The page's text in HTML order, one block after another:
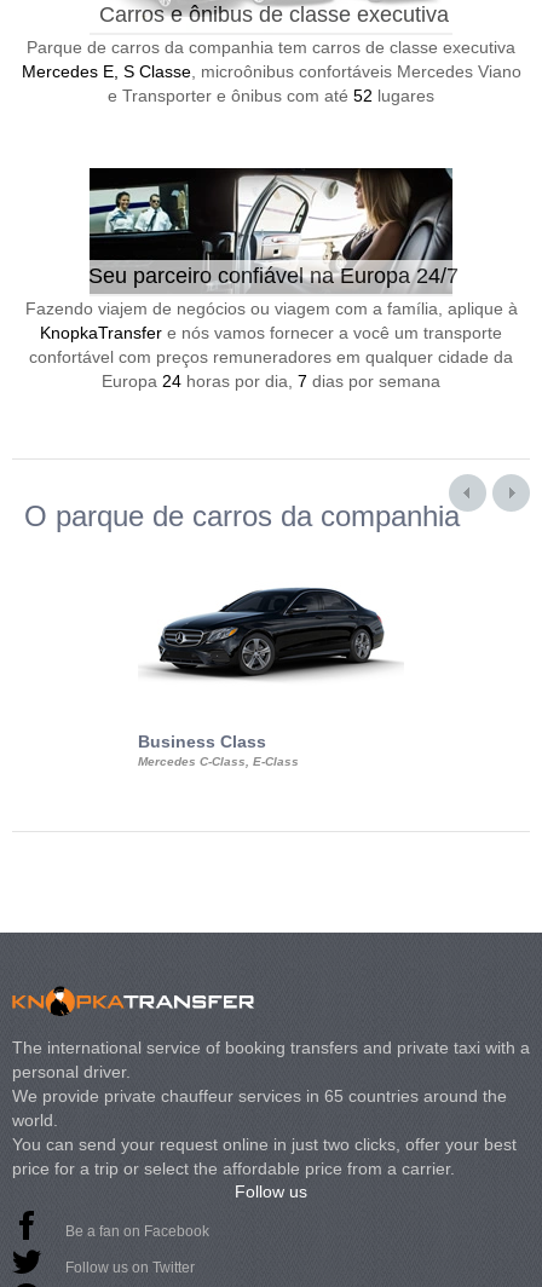
Carros e ônibus de classe executiva
Parque de carros da companhia tem carros de classe executiva
Mercedes E, S Classe, microônibus confortáveis Mercedes Viano
e Transporter e ônibus com até 52 lugares
Seu parceiro confiável na Europa 24/7
Fazendo viajem de negócios ou viagem com a família, aplique à
KnopkaTransfer e nós vamos fornecer a você um transporte
confortável com preços remuneradores em qualquer cidade da
Europa 24 horas por dia, 7 dias por semana
O parque de carros da companhia
Business Class
Mercedes C-Class, E-Class
The international service of booking transfers and private taxi with a
personal driver.
We provide private chauffeur services in 65 countries around the
world.
You can send your request online in just two clicks, offer your best
price for a trip or select the affordable price from a carrier.
Follow us
Be a fan on Facebook
Follow us on Twitter